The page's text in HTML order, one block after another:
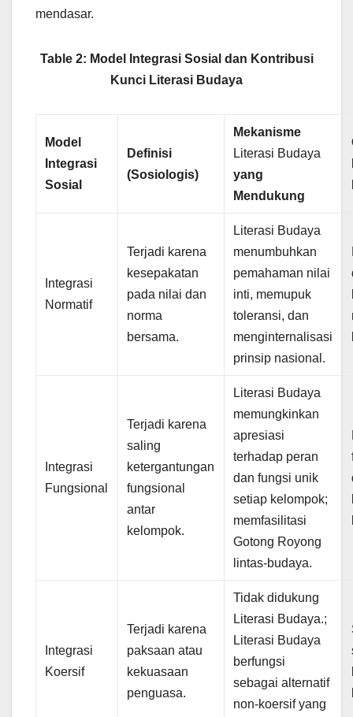
mendasar.
Table 2: Model Integrasi Sosial dan Kontribusi
Kunci Literasi Budaya
Model
Integrasi
Sosial
Definisi
(Sosiologis)
Mekanisme
Literasi Budaya
yang
Mendukung
Integrasi
Normatif
Terjadi karena
kesepakatan
pada nilai dan
norma
bersama.
Literasi Budaya
menumbuhkan
pemahaman nilai
inti, memupuk
toleransi, dan
menginternalisasi
prinsip nasional.
Integrasi
Fungsional
Terjadi karena
saling
ketergantungan
fungsional
antar
kelompok.
Literasi Budaya
memungkinkan
apresiasi
terhadap peran
dan fungsi unik
setiap kelompok;
memfasilitasi
Gotong Royong
lintas-budaya.
Integrasi
Koersif
Terjadi karena
paksaan atau
kekuasaan
penguasa.
Tidak didukung
Literasi Budaya.;
Literasi Budaya
berfungsi
sebagai alternatif
non-koersif yang